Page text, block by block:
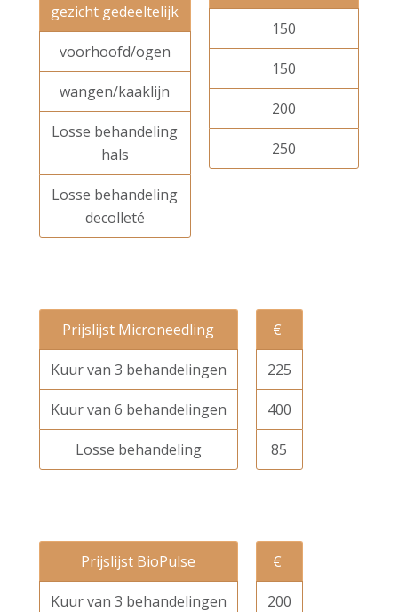
gezicht gedeeltelijk
voorhoofd/ogen
wangen/kaaklijn
Losse behandeling
hals
Losse behandeling
decolleté
150
150
200
250
Prijslijst Microneedling
Kuur van 3 behandelingen
Kuur van 6 behandelingen
Losse behandeling
€
225
400
85
Prijslijst BioPulse
Kuur van 3 behandelingen
€
200